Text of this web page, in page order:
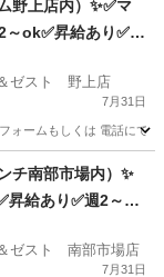
野上店内）✨✅マ
ok✅昇給あり✅扶
ゼスト 野上店
7月31日
ームもしくは 電話にて
チ南部市場内）✨
昇給あり✅週2～ok
ゼスト 南部市場店
7月31日